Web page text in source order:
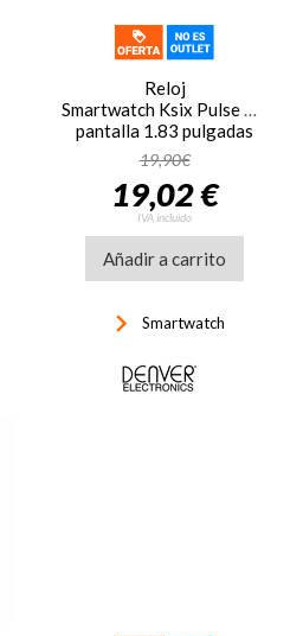
Reloj
Smartwatch Ksix Pulse
pantalla 1.83 pulgadas
Amoled, modo deporte,
modo salud, autonomía 7
días, IP68, rosa
19,90€
19,02 €
IVA incluido
Añadir a carrito
keyboard_arrow_right Smartwatch